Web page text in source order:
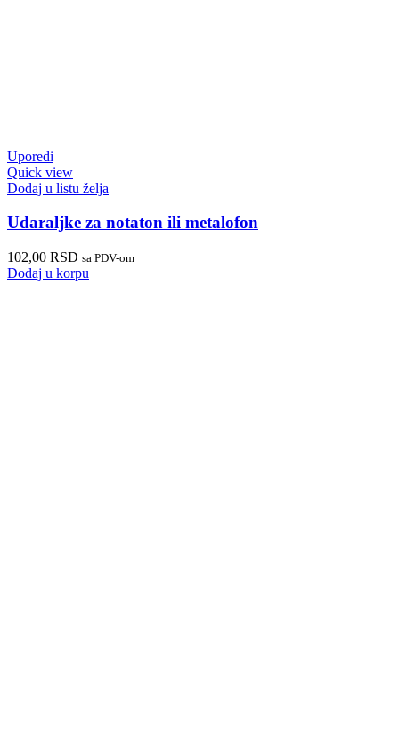
Uporedi
Quick view
Dodaj u listu želja
Udaraljke za notaton ili metalofon
102,00 RSD sa PDV-om
Dodaj u korpu